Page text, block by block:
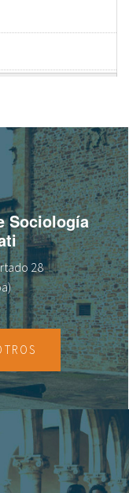
Sociología
28